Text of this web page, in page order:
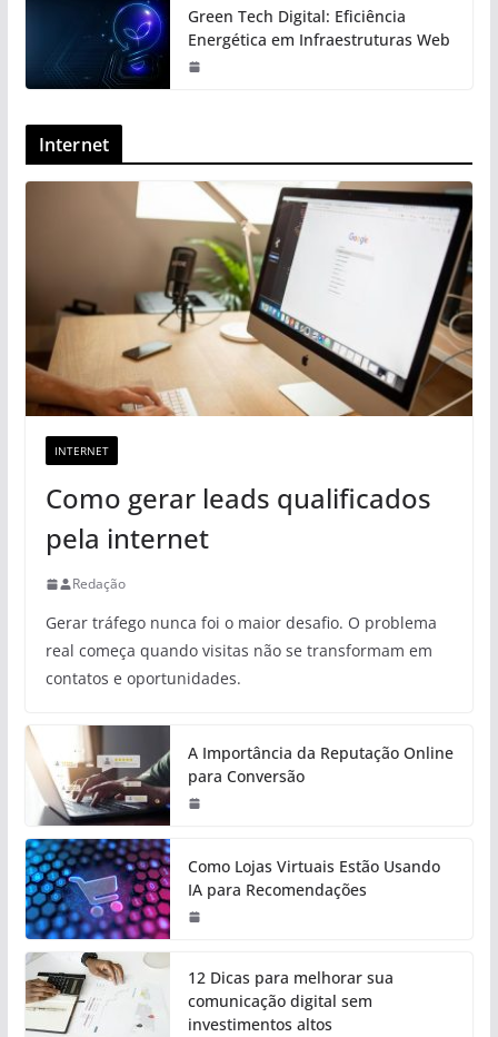
Green Tech Digital: Eficiência
Energética em Infraestruturas Web
Internet
INTERNET
Como gerar leads qualificados
pela internet
Redação
Gerar tráfego nunca foi o maior desafio. O problema
real começa quando visitas não se transformam em
contatos e oportunidades.
A Importância da Reputação Online
para Conversão
Como Lojas Virtuais Estão Usando
IA para Recomendações
12 Dicas para melhorar sua
comunicação digital sem
investimentos altos